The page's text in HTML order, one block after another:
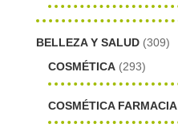
BELLEZA Y SALUD (309)
COSMÉTICA (293)
COSMÉTICA FARMACIA